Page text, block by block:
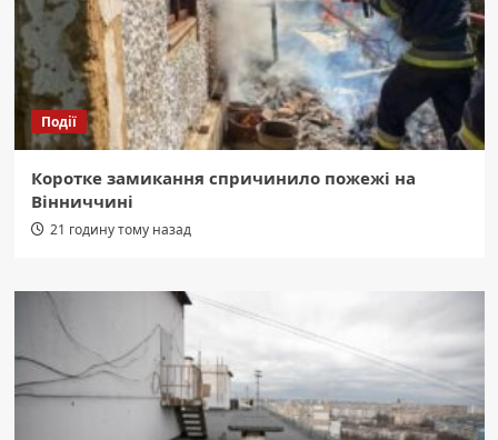
Події
Коротке замикання спричинило пожежі на
Вінниччині
21 годину тому назад